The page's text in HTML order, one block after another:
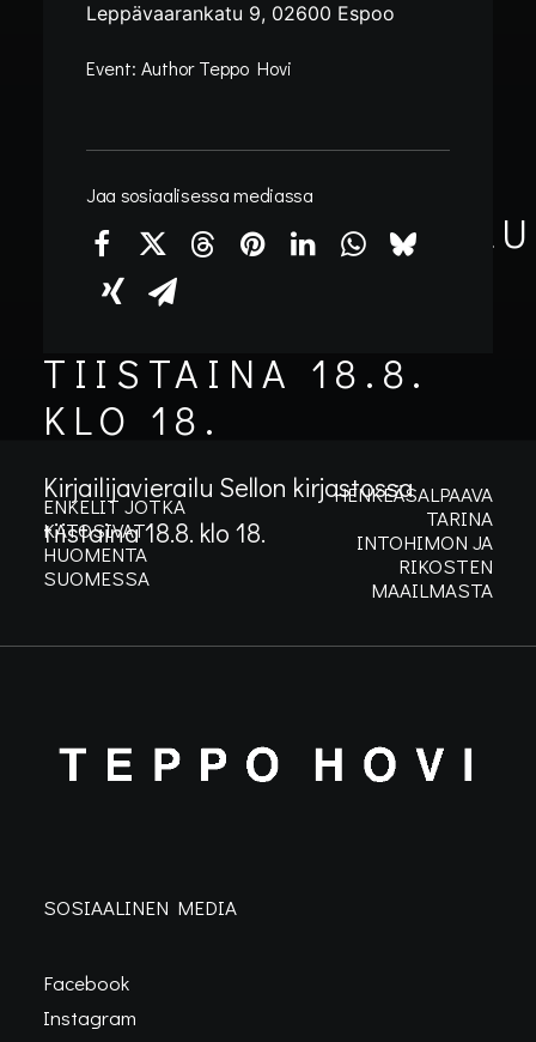
KIRJAILIJAVIERAILU
SELLON
TIISTAINA 18.8.
KLO 18.
Kirjailijavierailu Sellon kirjastossa
tiistaina 18.8. klo 18.
Leppävaarankatu 9, 02600 Espoo
Event: Author Teppo Hovi
Jaa sosiaalisessa mediassa
ENKELIT JOTKA
KATOSIVAT
HUOMENTA
SUOMESSA
HENKEÄSALPAAVA
TARINA
INTOHIMON JA
RIKOSTEN
MAAILMASTA
SOSIAALINEN MEDIA
Facebook
Instagram